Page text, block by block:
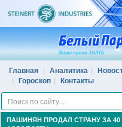
Главная Аналитика
Гороскоп
Контакты
ПАШИНЯН ПРОДАЛ СТРАНУ ЗА